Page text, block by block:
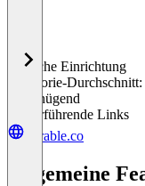
%
Einfache Einrichtung
Kategorie-
Ungenügend
Weiterführende Links
durable.co
Allgemeine